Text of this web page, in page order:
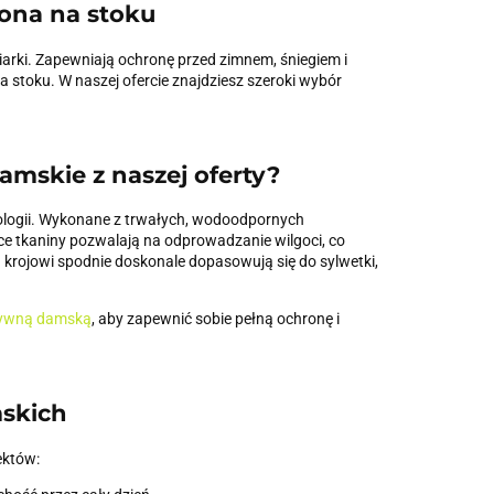
na stoku
Zapewniają ochronę przed zimnem, śniegiem i
W naszej ofercie znajdziesz szeroki wybór
z naszej oferty?
Wykonane z trwałych, wodoodpornych
tkaniny pozwalają na odprowadzanie wilgoci, co
spodnie doskonale dopasowują się do sylwetki,
damską, aby zapewnić sobie pełną ochronę i